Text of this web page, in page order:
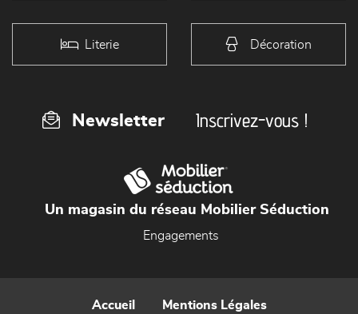
Literie Décoration
Newsletter Inscrivez-vous !
Un magasin du réseau Mobilier Séduction
Engagements
Accueil Mentions Légales